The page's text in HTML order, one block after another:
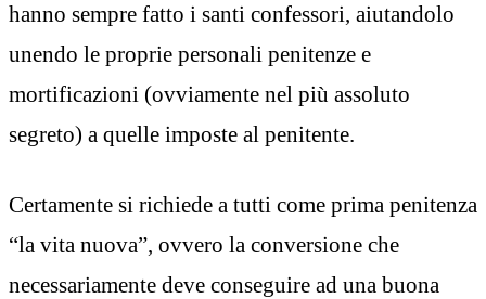
hanno sempre fatto i santi confessori, aiutandolo
unendo le proprie personali penitenze e
mortificazioni (ovviamente nel più assoluto
segreto) a quelle imposte al penitente.
Certamente si richiede a tutti come prima penitenza
“la vita nuova”, ovvero la conversione che
necessariamente deve conseguire ad una buona